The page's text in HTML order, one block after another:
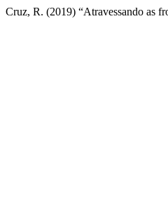
Cruz, R. (2019) “Atravessando as